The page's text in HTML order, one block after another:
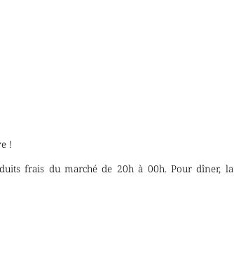
!
frais du marché de 20h à 00h. Pour dîner, la